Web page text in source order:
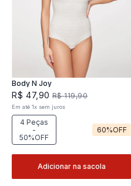
Body N Joy
R$ 47,90 R$ 119,90
Em até1x sem juros
4 Peças
-
50%OFF
60%OFF
Adicionar na sacola